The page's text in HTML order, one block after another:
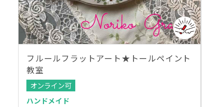
フルールフラットアート★トールペイント
教室
オンライン可
ハンドメイド